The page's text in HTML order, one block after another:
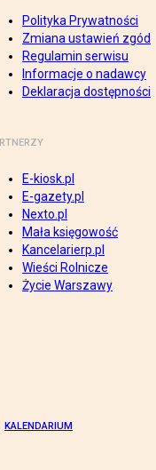
Polityka Prywatności
Zmiana ustawień zgód
Regulamin serwisu
Informacje o nadawcy
Deklaracja dostępności
E-kiosk.pl
E-gazety.pl
Nexto.pl
Mała księgowość
Kancelarierp.pl
Wieści Rolnicze
Życie Warszawy
KALENDARIUM